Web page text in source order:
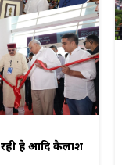
रही है आदि कैलाश